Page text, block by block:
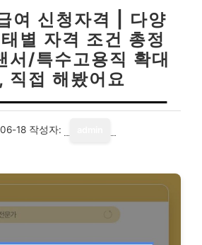
여 신청자격 | 다양
별 자격 조건 총정
서/특수고용직 확대
직접 해봤어요
18 작성자: